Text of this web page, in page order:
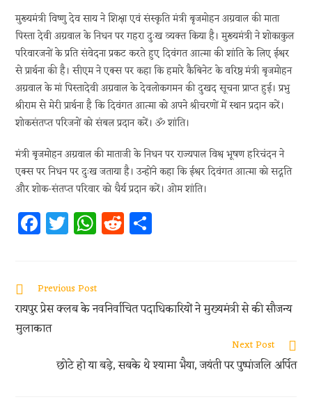
मुख्यमंत्री विष्णु देव साय ने शिक्षा एवं संस्कृति मंत्री बृजमोहन अग्रवाल की माता
पिस्ता देवी अग्रवाल के निधन पर गहरा दुःख व्यक्त किया है। मुख्यमंत्री ने शोकाकुल
परिवारजनों के प्रति संवेदना प्रकट करते हुए दिवंगत आत्मा की शांति के लिए ईश्वर
से प्रार्थना की है। सीएम ने एक्स पर कहा कि हमारे कैबिनेट के वरिष्ठ मंत्री बृजमोहन
अग्रवाल के मां पिस्तादेवी अग्रवाल के देवलोकगमन की दुखद सूचना प्राप्त हुई। प्रभु
श्रीराम से मेरी प्रार्थना है कि दिवंगत आत्मा को अपने श्रीचरणों में स्थान प्रदान करें।
शोकसंतप्त परिजनों को संबल प्रदान करें। ॐ शांति।
मंत्री बृजमोहन अग्रवाल की माताजी के निधन पर राज्यपाल विश्व भूषण हरिचंदन ने
एक्स पर निधन पर दुःख जताया है। उन्होंने कहा कि ईश्वर दिवंगत आत्मा को सद्गति
और शोक-संतप्त परिवार को धैर्य प्रदान करें। ओम शांति।
Fa
ce
oo
k
T
w
er
W
h
s
A
p
R
e
t
Previous Post
रायपुर प्रेस क्लब के नवनिर्वाचित पदाधिकारियों ने मुख्यमंत्री से की सौजन्य
मुलाकात
Next Post
छोटे हो या बड़े, सबके थे श्यामा भैया, जयंती पर पुष्पांजलि अर्पित